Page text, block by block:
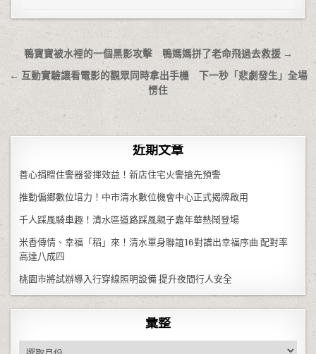
文章導覽
鴨寶寶被水裡的一個黑影攻擊 鴨媽媽拼了老命飛過去救援 →
← 互動實驗讓看電影的觀眾同時拿出手機 下一秒「悲劇發生」全場
愣住
近期文章
善心捐贈住警器發揮效益！新店住宅火警搶先預警
推動偏鄉數位培力！中市清水數位機會中心正式揭牌啟用
千人踩風騎車趣！清水區道路踩風親子嘉年華熱鬧登場
米香傳情、幸福「稻」來！清水單身聯誼16對譜出幸福序曲 配對率
高達八成四
桃園市將試辦導入行穿線照明設備 提升夜間行人安全
彙整
彙整